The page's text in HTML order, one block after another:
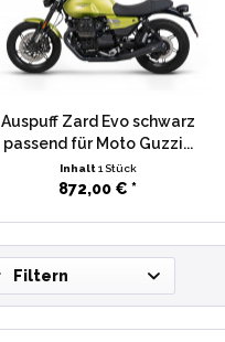
Auspuff Zard Evo schwarz
passend für Moto Guzzi...
Inhalt 1 Stück
872,00 € *
Filtern